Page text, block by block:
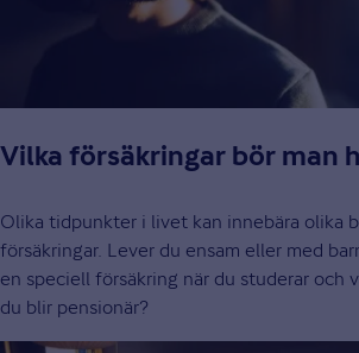
Vilka försäkringar bör man
Olika tidpunkter i livet kan innebära olika
försäkringar. Lever du ensam eller med
en speciell försäkring när du studerar och
du blir pensionär?